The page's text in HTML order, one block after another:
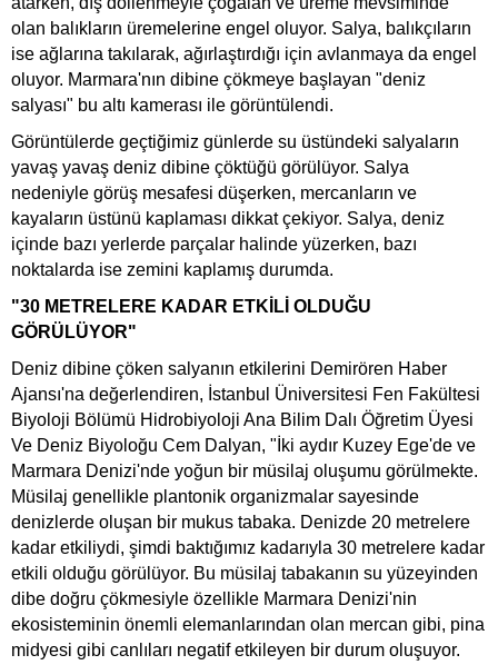
olan balıkların üremelerine engel oluyor. Salya, balıkçıların
ise ağlarına takılarak, ağırlaştırdığı için avlanmaya da engel
oluyor. Marmara'nın dibine çökmeye başlayan "deniz
salyası" bu altı kamerası ile görüntülendi.
Görüntülerde geçtiğimiz günlerde su üstündeki salyaların
yavaş yavaş deniz dibine çöktüğü görülüyor. Salya
nedeniyle görüş mesafesi düşerken, mercanların ve
kayaların üstünü kaplaması dikkat çekiyor. Salya, deniz
içinde bazı yerlerde parçalar halinde yüzerken, bazı
noktalarda ise zemini kaplamış durumda.
"30 METRELERE KADAR ETKİLİ OLDUĞU
GÖRÜLÜYOR"
Deniz dibine çöken salyanın etkilerini Demirören Haber
Ajansı'na değerlendiren, İstanbul Üniversitesi Fen Fakültesi
Biyoloji Bölümü Hidrobiyoloji Ana Bilim Dalı Öğretim Üyesi
Ve Deniz Biyoloğu Cem Dalyan, "İki aydır Kuzey Ege'de ve
Marmara Denizi'nde yoğun bir müsilaj oluşumu görülmekte.
Müsilaj genellikle plantonik organizmalar sayesinde
denizlerde oluşan bir mukus tabaka. Denizde 20 metrelere
kadar etkiliydi, şimdi baktığımız kadarıyla 30 metrelere kadar
etkili olduğu görülüyor. Bu müsilaj tabakanın su yüzeyinden
dibe doğru çökmesiyle özellikle Marmara Denizi'nin
ekosisteminin önemli elemanlarından olan mercan gibi, pina
midyesi gibi canlıları negatif etkileyen bir durum oluşuyor.